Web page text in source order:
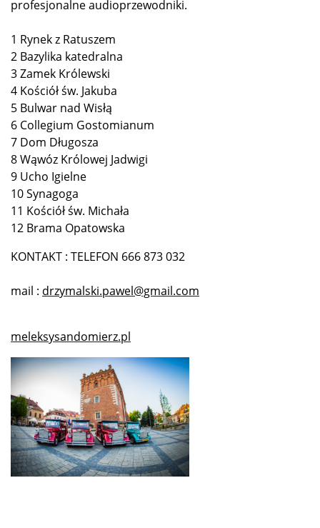
profesjonalne audioprzewodniki.
1 Rynek z Ratuszem
2 Bazylika katedralna
3 Zamek Królewski
4 Kościół św. Jakuba
5 Bulwar nad Wisłą
6 Collegium Gostomianum
7 Dom Długosza
8 Wąwóz Królowej Jadwigi
9 Ucho Igielne
10 Synagoga
11 Kościół św. Michała
12 Brama Opatowska
KONTAKT : TELEFON 666 873 032
mail : drzymalski.pawel@gmail.com
meleksysandomierz.pl